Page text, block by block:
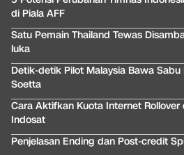
di Piala AFF
Satu Pemain Thailand Tewas
luka
Detik-detik Pilot Malaysia Bawa
Soetta
Cara Aktifkan Kuota Internet Rollover
Indosat
Penjelasan Ending dan Post-credit